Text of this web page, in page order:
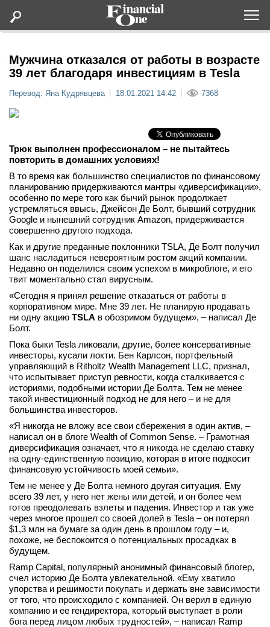
Статьи
Lifestyle
Мероприятия
Новости
Интервью
вконтакте
телеграм
Стать автором
Вход
Мужчина отказался от работы в возрасте
39 лет благодаря инвестициям в Tesla
Перевод: Яна Кудрявцева 18.01.2021 14:42 7368
Трюк выполнен профессионалом – не пытайтесь
повторить в домашних условиях!
В то время как большинство специалистов по финансовому
планированию придерживаются мантры «диверсификации»,
особенно по мере того как бычий рынок продолжает
устремляться ввысь, Джейсон Де Болт, бывший сотрудник
Google и нынешний сотрудник Amazon, придерживается
совершенно другого подхода.
Как и другие преданные поклонники TSLA, Де Болт получил
шанс насладиться невероятным ростом акций компании.
Недавно он поделился своим успехом в микроблоге, и его
твит моментально стал вирусным.
«Сегодня я принял решение отказаться от работы в
корпоративном мире. Мне 39 лет. Не планирую продавать
ни одну акцию TSLA в обозримом будущем», – написал Де
Болт.
Пока быки Tesla ликовали, другие, более консервативные
инвесторы, кусали локти. Бен Карлсон, портфельный
управляющий в Ritholtz Wealth Management LLC, признал,
что испытывает приступ ревности, когда сталкивается с
историями, подобными истории Де Болта. Тем не менее
такой инвестиционный подход не для него – и не для
большинства инвесторов.
«Я никогда не вложу все свои сбережения в один актив, –
написал он в блоге Wealth of Common Sense. – Грамотная
диверсификация означает, что я никогда не сделаю ставку
на одну-единственную позицию, которая в итоге подкосит
финансовую устойчивость моей семьи».
Тем не менее у Де Болта немного другая ситуация. Ему
всего 39 лет, у него нет жены или детей, и он более чем
готов преодолевать взлеты и падения. Инвестор и так уже
через многое прошел со своей долей в Tesla – он потерял
$1,3 млн на бумаге за один день в прошлом году – и,
похоже, не беспокоится о потенциальных просадках в
будущем.
Ramp Capital, популярный анонимный финансовый блогер,
счел историю Де Болта увлекательной. «Ему хватило
упорства и решимости покупать и держать вне зависимости
от того, что происходило с компанией. Он верил в единую
компанию и ее гендиректора, который выступает в роли
бога перед лицом любых трудностей», – написал Ramp